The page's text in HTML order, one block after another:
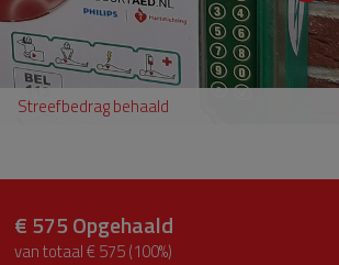
Streefbedrag behaald
€ 575Opgehaald
van totaal € 575 (100%)